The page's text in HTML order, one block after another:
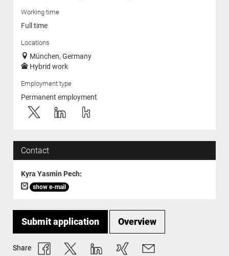
Working time
Full time
Locations
München, Germany
Hybrid work
Employment type
Permanent employment
Contact
Kyra Yasmin Pech:
show e-mail
Submit application Overview
Share